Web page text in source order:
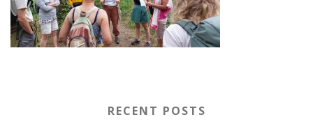
RECENT POSTS